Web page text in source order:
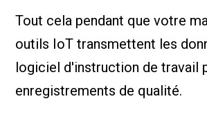
Tout cela pendant que votre
outils IoT transmettent les
logiciel d'instruction de travail
enregistrements de qualité.